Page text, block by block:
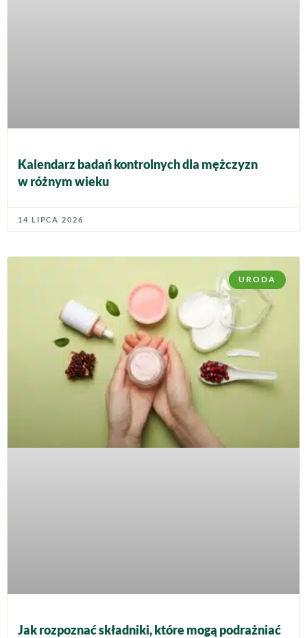
Kalendarz badań kontrolnych dla mężczyzn
w różnym wieku
14 LIPCA 2026
URODA
Jak rozpoznać składniki, które mogą podrażniać